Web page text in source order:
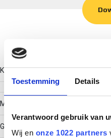
Toestemming Details
Verantwoord gebruik van
Wij en onze 1022 partners
Technische gegevens
Kleur
Model
Geïntegreerde verbinder